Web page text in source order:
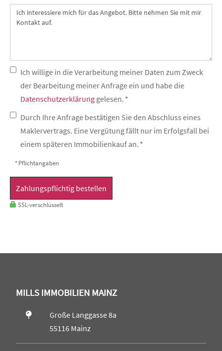
Ich willige in die Verarbeitung meiner Daten zum Zweck
der Bearbeitung meiner Anfrage ein und habe die
Datenschutzerklärung gelesen. *
Durch Ihre Anfrage bestätigen Sie den Abschluss eines
Maklervertrags. Eine Vergütung fällt nur im Erfolgsfall bei
einem späteren Immobilienkauf an. *
* Pflichtangaben
Zahlungspflichtig bestellen
SSL-verschlüsselt
MILLS IMMOBILIEN MAINZ
Große Langgasse 8a
55116 Mainz